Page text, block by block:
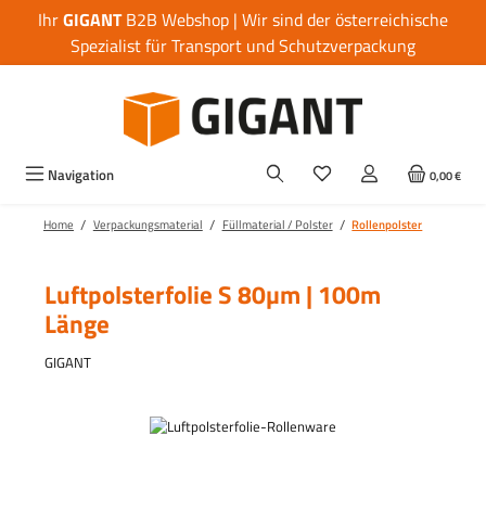
Zum Hauptinhalt springen
IhrGIGANTB2B Webshop | Wir sind der österreichische
Spezialist für Transport und Schutzverpackung
Navigation 0,00 €
Home / Verpackungsmaterial / Füllmaterial / Polster / Rollenpolster
Luftpolsterfolie S 80µm | 100m
Länge
GIGANT
Bildergalerie überspringen